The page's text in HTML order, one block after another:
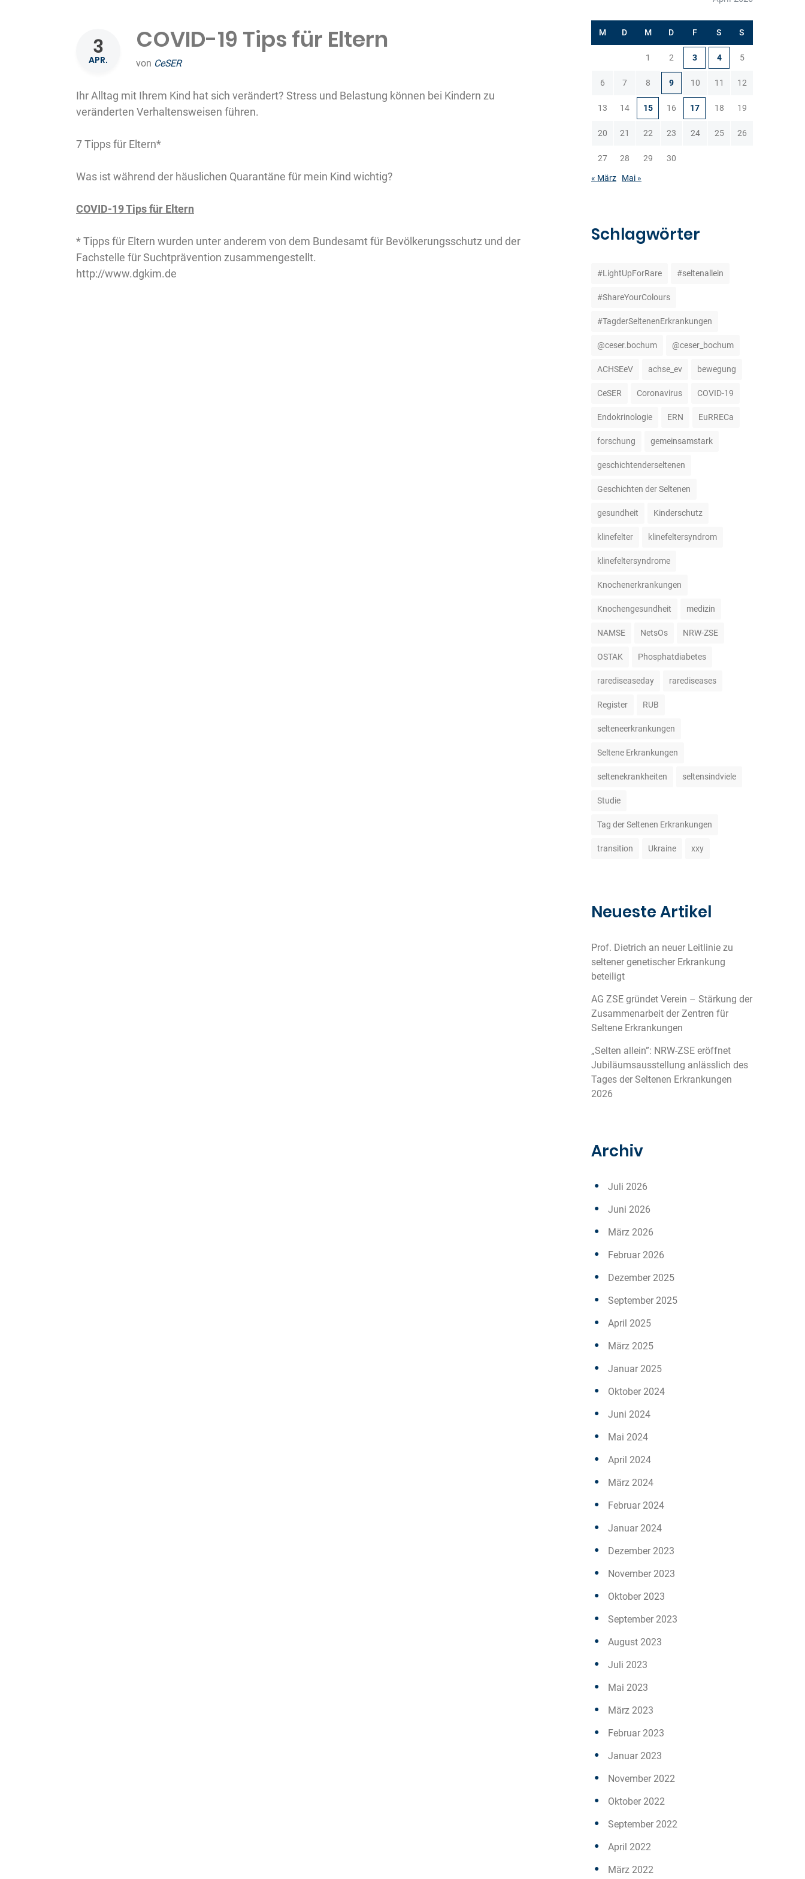
3
APR.
COVID-19 Tips für Eltern
von CeSER
Ihr Alltag mit Ihrem Kind hat sich verändert? Stress und Belastung können bei Kindern zu
veränderten Verhaltensweisen führen.
7 Tipps für Eltern*
Was ist während der häuslichen Quarantäne für mein Kind wichtig?
COVID-19 Tips für Eltern
* Tipps für Eltern wurden unter anderem von dem Bundesamt für Bevölkerungsschutz und der
Fachstelle für Suchtprävention zusammengestellt.
http://www.dgkim.de
M D M D F S S
1 2 3 4 5
6 7 8 9 10 11 12
13 14 15 16 17 18 19
20 21 22 23 24 25 26
27 28 29 30
« März Mai »
Schlagwörter
#LightUpForRare #seltenallein
#ShareYourColours
#TagderSeltenenErkrankungen
@ceser.bochum @ceser_bochum
ACHSEeV achse_ev bewegung
CeSER Coronavirus COVID-19
Endokrinologie ERN EuRRECa
forschung gemeinsamstark
geschichtenderseltenen
Geschichten der Seltenen
gesundheit Kinderschutz
klinefelter klinefeltersyndrom
klinefeltersyndrome
Knochenerkrankungen
Knochengesundheit medizin
NAMSE NetsOs NRW-ZSE
OSTAK Phosphatdiabetes
rarediseaseday rarediseases
Register RUB
selteneerkrankungen
Seltene Erkrankungen
seltenekrankheiten seltensindviele
Studie
Tag der Seltenen Erkrankungen
transition Ukraine xxy
Neueste Artikel
Prof. Dietrich an neuer Leitlinie zu
seltener genetischer Erkrankung
beteiligt
AG ZSE gründet Verein – Stärkung der
Zusammenarbeit der Zentren für
Seltene Erkrankungen
„Selten allein”: NRW-ZSE eröffnet
Jubiläumsausstellung anlässlich des
Tages der Seltenen Erkrankungen
2026
Archiv
Juli 2026
Juni 2026
März 2026
Februar 2026
Dezember 2025
September 2025
April 2025
März 2025
Januar 2025
Oktober 2024
Juni 2024
Mai 2024
April 2024
März 2024
Februar 2024
Januar 2024
Dezember 2023
November 2023
Oktober 2023
September 2023
August 2023
Juli 2023
Mai 2023
März 2023
Februar 2023
Januar 2023
November 2022
Oktober 2022
September 2022
April 2022
März 2022